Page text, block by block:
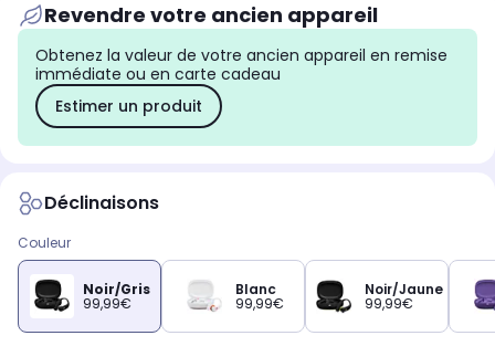
Revendre votre ancien appareil
Obtenez la valeur de votre ancien appareil en remise
immédiate ou en carte cadeau
Estimer un produit
Déclinaisons
Couleur
Noir/Gris
99,99€
Blanc
99,99€
Noir/Jaune
99,99€